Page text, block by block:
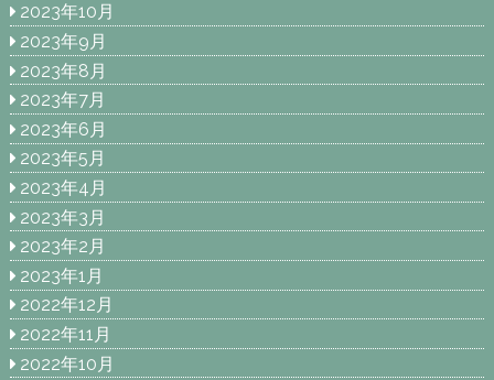
2023年10月
2023年9月
2023年8月
2023年7月
2023年6月
2023年5月
2023年4月
2023年3月
2023年2月
2023年1月
2022年12月
2022年11月
2022年10月